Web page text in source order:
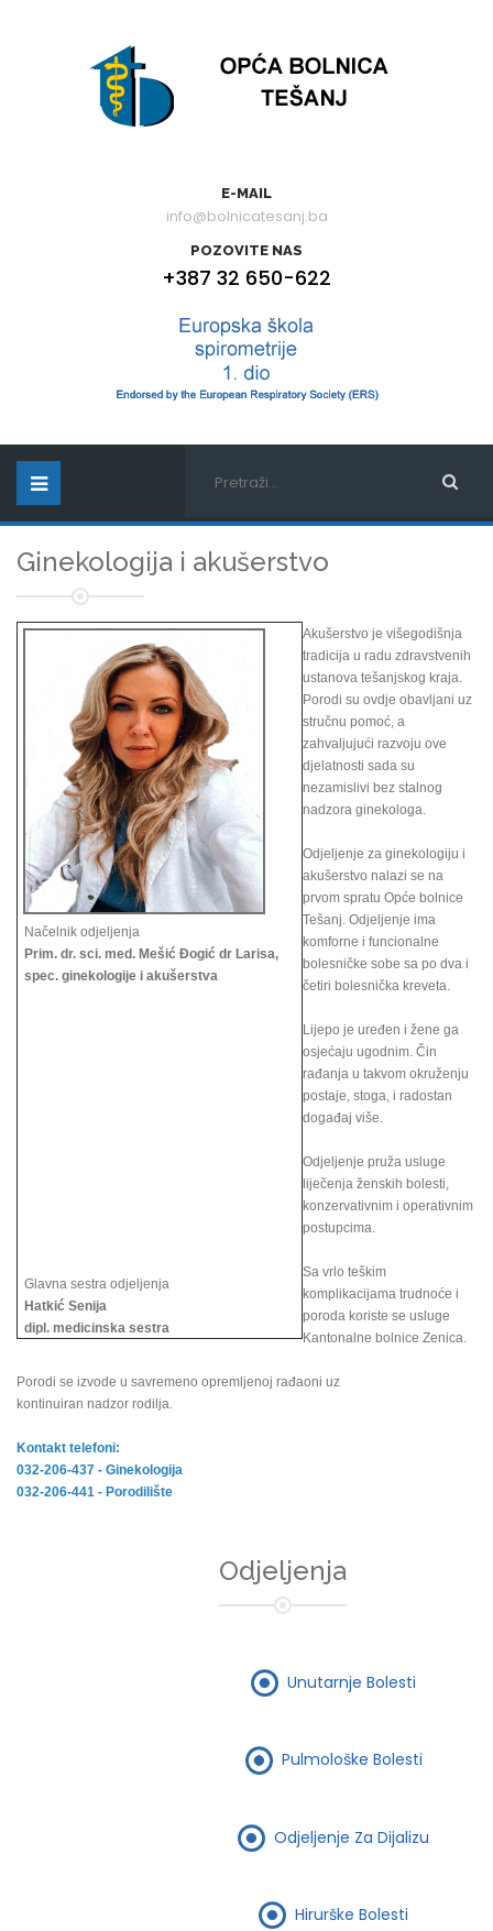
E-MAIL
info@bolnicatesanj.ba
POZOVITE NAS
+387 32 650-622
Ginekologija i akušerstvo
Načelnik odjeljenja
Prim. dr. sci. med. Mešić Đogić dr Larisa,
spec. ginekologije i akušerstva
Glavna sestra odjeljenja
Hatkić Senija
dipl. medicinska sestra
Akušerstvo je višegodišnja
tradicija u radu zdravstvenih
ustanova tešanjskog kraja.
Porodi su ovdje obavljani uz
stručnu pomoć, a
zahvaljujući razvoju ove
djelatnosti sada su
nezamislivi bez stalnog
nadzora ginekologa.
Odjeljenje za ginekologiju i
akušerstvo nalazi se na
prvom spratu Opće bolnice
Tešanj. Odjeljenje ima
komforne i funcionalne
bolesničke sobe sa po dva i
četiri bolesnička kreveta.
Lijepo je uređen i žene ga
osjećaju ugodnim. Čin
rađanja u takvom okruženju
postaje, stoga, i radostan
događaj više.
Odjeljenje pruža usluge
liječenja ženskih bolesti,
konzervativnim i operativnim
postupcima.
Sa vrlo teškim
komplikacijama trudnoće i
poroda koriste se usluge
Kantonalne bolnice Zenica.
Porodi se izvode u savremeno opremljenoj rađaoni uz
kontinuiran nadzor rodilja.
Kontakt telefoni:
032-206-437 - Ginekologija
032-206-441 - Porodilište
Odjeljenja
Unutarnje Bolesti
Pulmološke Bolesti
Odjeljenje Za Dijalizu
Hirurške Bolesti